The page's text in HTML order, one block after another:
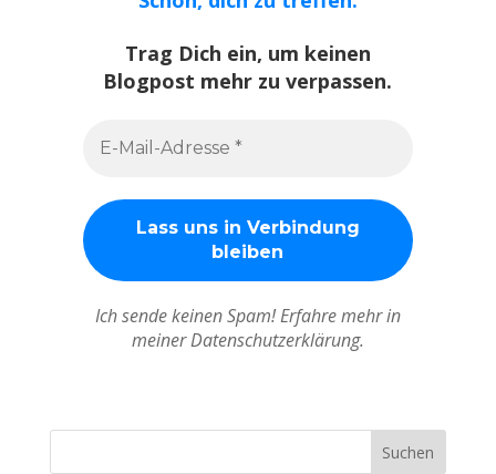
Trag Dich ein, um keinen
Blogpost mehr zu verpassen.
Ich sende keinen Spam! Erfahre mehr in
meiner Datenschutzerklärung.